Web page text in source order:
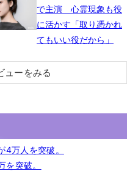
で主演 心霊現象も役
に活かす「取り憑かれ
てもいい役だから」
ューをみる
万人を突破。
突破。